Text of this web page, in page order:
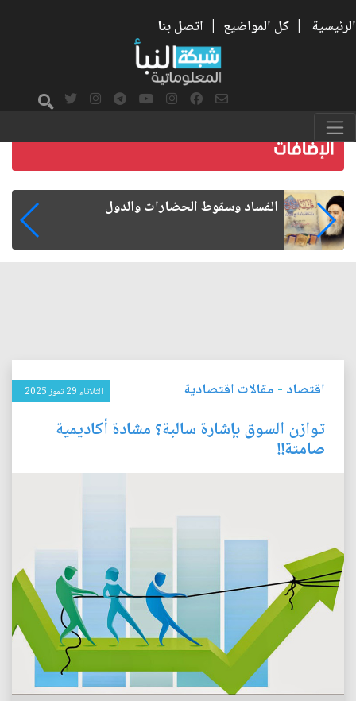
الرئيسية | كل المواضيع | اتصل بنا
رواتب الموظفين على صفيح ساخن
اقتصاد - مقالات اقتصادية الثلاثاء 29 تموز 2025
توازن السوق بإشارة سالبة؟ مشادة أكاديمية
صامتة!!